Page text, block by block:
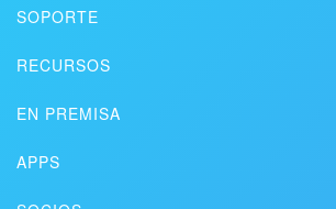
Kit de medios
Contacto
SOPORTE
Videos instructivos
Contacte al soporte
RECURSOS
Soluciones
Historias de clientes
EN PREMISA
APPS